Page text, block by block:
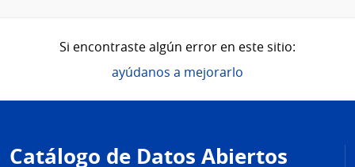
Si encontraste algún error en este sitio:
ayúdanos a mejorarlo
deCatálogo de Datos Abiertos